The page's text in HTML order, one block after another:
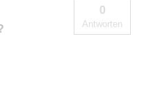
0
Antworten